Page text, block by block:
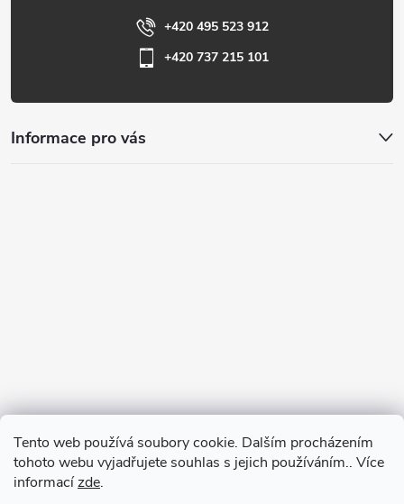
Tento web používá soubory cookie. Dalším procházením
tohoto webu vyjadřujete souhlas s jejich používáním.. Více
informacízde.
Informace pro vás
+420 495 523 912
+420 737 215 101